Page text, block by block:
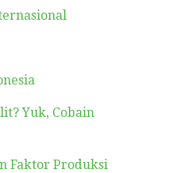
Yuk, Cobain
Faktor Produksi